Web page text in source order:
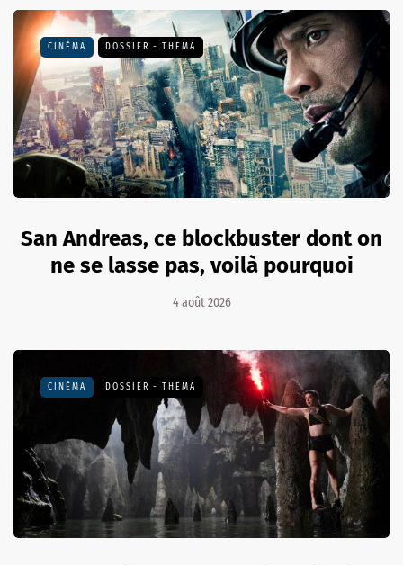
CINÉMA DOSSIER - THEMA
San Andreas, ce blockbuster dont on
ne se lasse pas, voilà pourquoi
4 août 2026
CINÉMA DOSSIER - THEMA